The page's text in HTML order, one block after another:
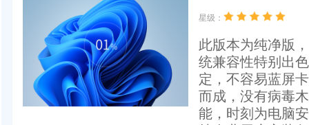
星级：
此版本为纯净版
统兼容性特别出
定，不容易蓝屏
而成，没有病毒
能，时刻为电脑